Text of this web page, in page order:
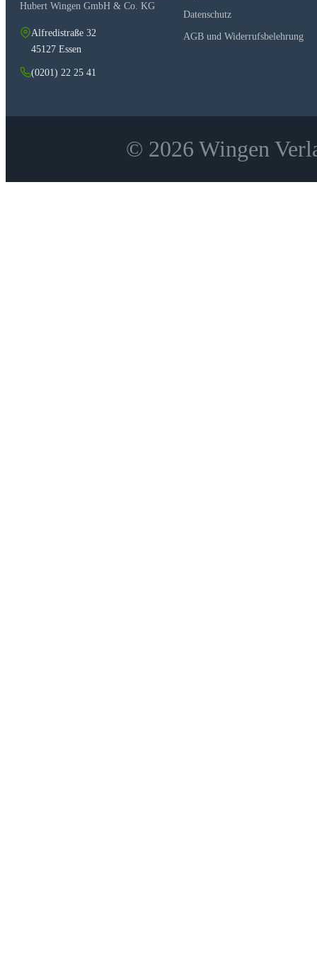
Hubert Wingen GmbH & Co. KG
Alfredistraße 32
45127 Essen
(0201) 22 25 41
Datenschutz
AGB und Widerrufsbelehrung
© 2026 Wingen